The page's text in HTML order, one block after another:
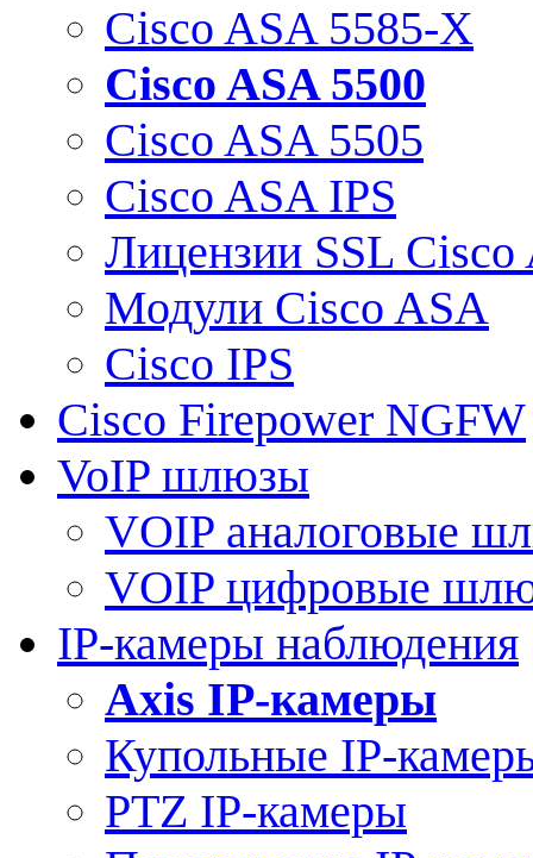
Cisco ASA 5585-X
Cisco ASA 5500
Cisco ASA 5505
Cisco ASA IPS
Лицензии SSL Cisco
Модули Cisco ASA
Cisco IPS
Cisco Firepower NGFW
VoIP шлюзы
VOIP аналоговые
VOIP цифровые
IP-камеры наблюдения
Axis IP-камеры
Купольные IP-
PTZ IP-камеры